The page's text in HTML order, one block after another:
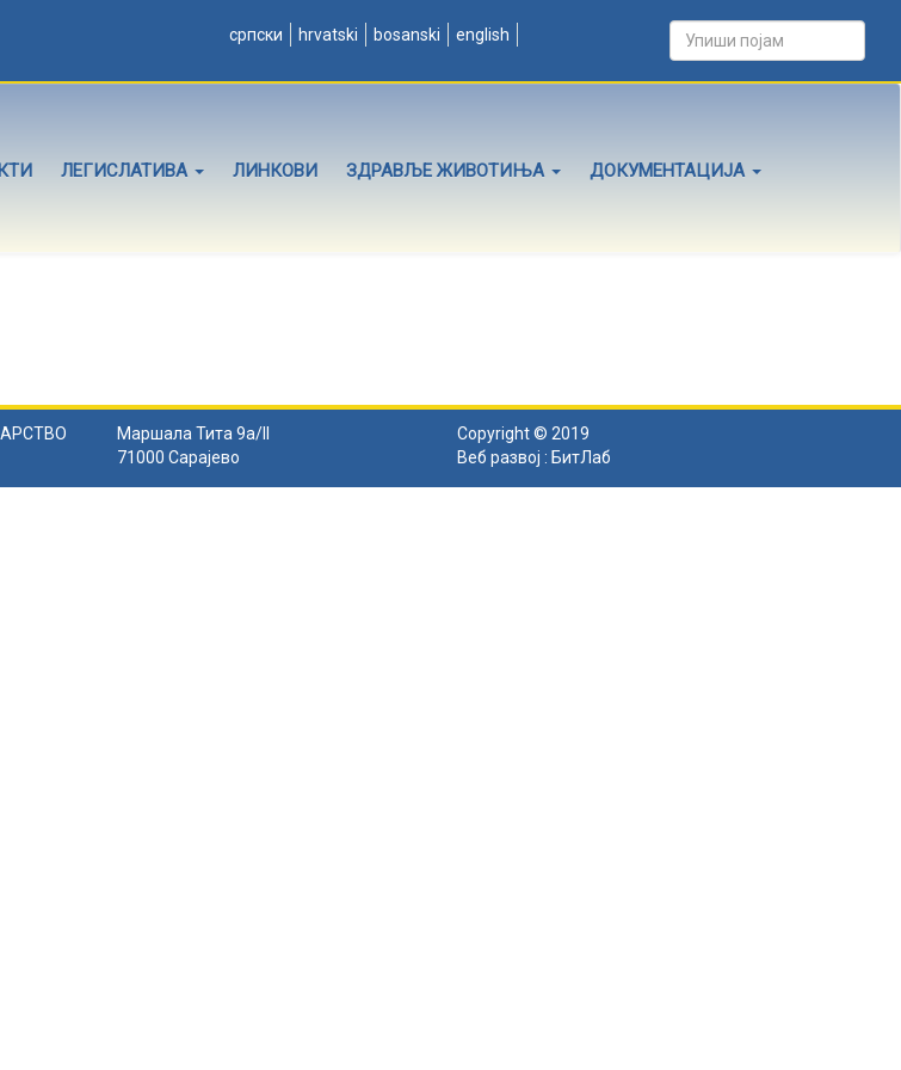
српски hrvatski bosanski english
ЛЕГИСЛАТИВА ЛИНКОВИ ЗДРАВЉЕ ЖИВОТИЊА ДОКУМЕНТАЦИЈА
Маршала Тита 9а/II
71000 Сарајево
Copyright © 2019
Веб развој : БитЛаб